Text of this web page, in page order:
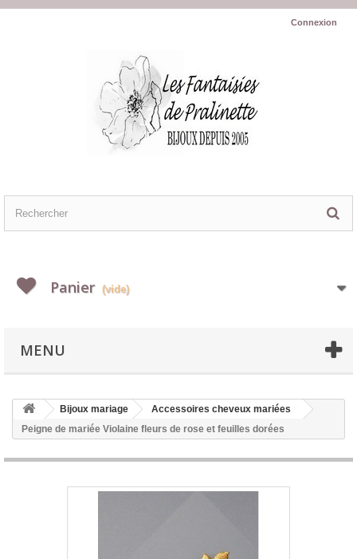
Connexion
Panier (vide)
MENU
Bijoux mariage
Accessoires cheveux mariées
Peigne de mariée Violaine fleurs de rose et feuilles dorées